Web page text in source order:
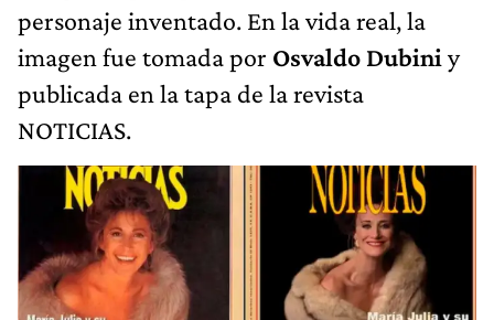
personaje inventado. En la vida real, la
imagen fue tomada por Osvaldo Dubini y
publicada en la tapa de la revista
NOTICIAS.